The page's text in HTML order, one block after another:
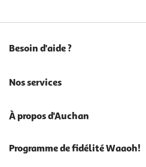
Besoin d'aide ?
Nos services
À propos d'Auchan
Programme de fidélité Waaoh!